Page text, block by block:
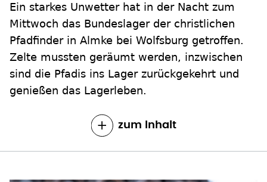
Ein starkes Unwetter hat in der Nacht zum
Mittwoch das Bundeslager der christlichen
Pfadfinder in Almke bei Wolfsburg getroffen.
Zelte mussten geräumt werden, inzwischen
sind die Pfadis ins Lager zurückgekehrt und
genießen das Lagerleben.
zum Inhalt